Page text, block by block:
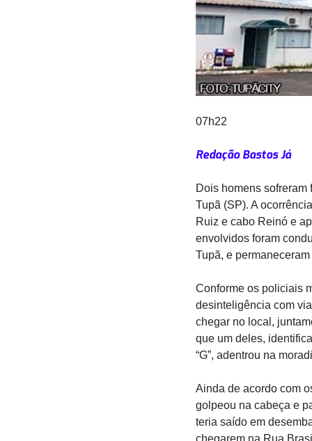
07h22
Redação Bastos Já
Dois homens
Tupã (SP). A
Ruiz e cabo Reinó e
envolvidos foram
Tupã, e
Conforme os policiais
desinteligência com
chegar no local,
que um deles,
“G”, adentrou na
Ainda de acordo com
golpeou na cabeça e
teria saído em
chegarem na Rua